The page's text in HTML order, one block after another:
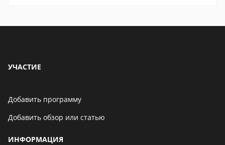
УЧАСТИЕ
Добавить программу
Добавить обзор или статью
ИНФОРМАЦИЯ